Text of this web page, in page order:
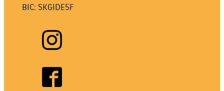
BIC: SKGIDE5F